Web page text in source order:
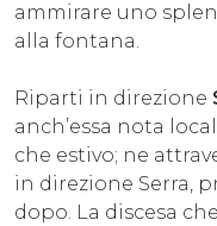
ammirare uno
alla fontana.
Riparti in direzione
anch’essa nota
che estivo; ne
in direzione Serra,
dopo. La discesa